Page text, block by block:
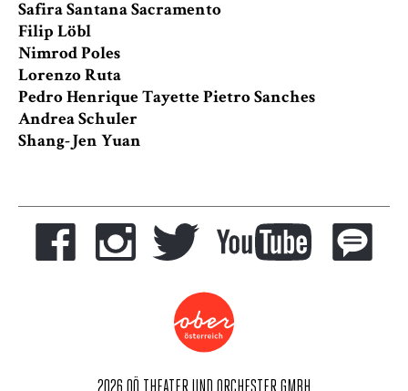
Safira Santana Sacramento
Filip Löbl
Nimrod Poles
Lorenzo Ruta
Pedro Henrique Tayette Pietro Sanches
Andrea Schuler
Shang-Jen Yuan